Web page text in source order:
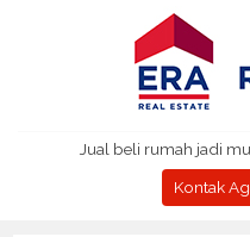
Jual beli rumah jadi
Kontak